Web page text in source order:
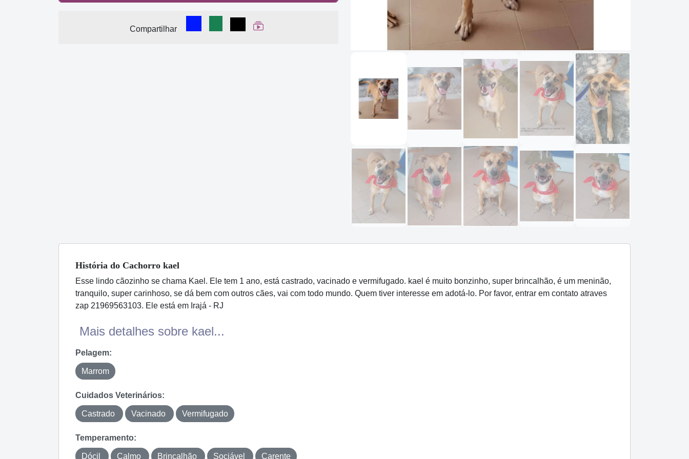
Compartilhar
Compartilhar no Facebook
Compartilhar no WhatsApp
Compartilhar
Ver Web Story
História do Cachorro kael
Esse lindo cãozinho se chama Kael. Ele tem 1 ano, está castrado, vacinado e vermifugado. kael é muito bonzinho, super brincalhão, é um meninão,
tranquilo, super carinhoso, se dá bem com outros cães, vai com todo mundo. Quem tiver interesse em adotá-lo. Por favor, entrar em contato atraves
zap 21969563103. Ele está em Irajá - RJ
Mais detalhes sobre kael...
Pelagem:
Marrom
Cuidados Veterinários:
Castrado Vacinado Vermifugado
Temperamento:
Dócil Calmo Brincalhão Sociável Carente